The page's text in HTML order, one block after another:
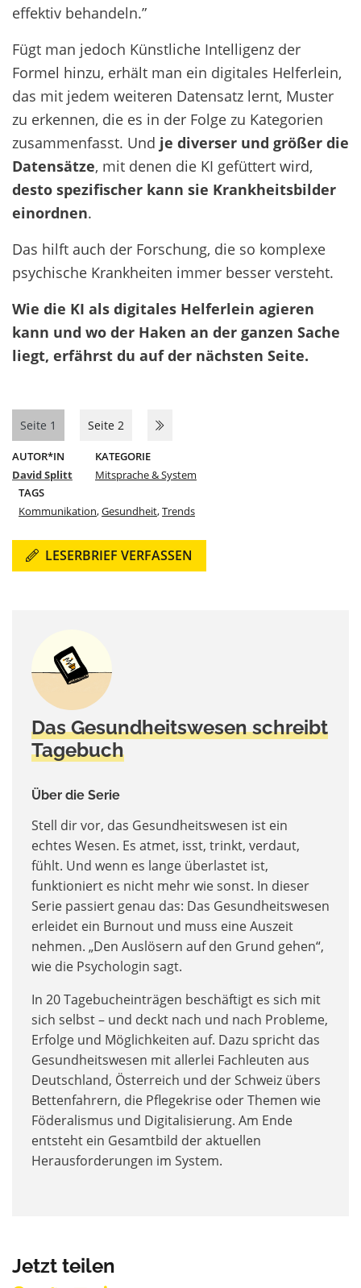
effektiv behandeln.”
Fügt man jedoch Künstliche Intelligenz der
Formel hinzu, erhält man ein digitales Helferlein,
das mit jedem weiteren Datensatz lernt, Muster
zu erkennen, die es in der Folge zu Kategorien
zusammenfasst. Und je diverser und größer die
Datensätze, mit denen die KI gefüttert wird,
desto spezifischer kann sie Krankheitsbilder
einordnen.
Das hilft auch der Forschung, die so komplexe
psychische Krankheiten immer besser versteht.
Wie die KI als digitales Helferlein agieren
kann und wo der Haken an der ganzen Sache
liegt, erfährst du auf der nächsten Seite.
Seite 1 Seite 2
AUTOR*IN
David Splitt
KATEGORIE
Mitsprache & System
TAGS
Kommunikation,Gesundheit,Trends
LESERBRIEF VERFASSEN
Das Gesundheitswesen schreibt
Tagebuch
Über die Serie
Stell dir vor, das Gesundheitswesen ist ein
echtes Wesen. Es atmet, isst, trinkt, verdaut,
fühlt. Und wenn es lange überlastet ist,
funktioniert es nicht mehr wie sonst. In dieser
Serie passiert genau das: Das Gesundheitswesen
erleidet ein Burnout und muss eine Auszeit
nehmen. „Den Auslösern auf den Grund gehen“,
wie die Psychologin sagt.
In 20 Tagebucheinträgen beschäftigt es sich mit
sich selbst – und deckt nach und nach Probleme,
Erfolge und Möglichkeiten auf. Dazu spricht das
Gesundheitswesen mit allerlei Fachleuten aus
Deutschland, Österreich und der Schweiz übers
Bettenfahrern, die Pflegekrise oder Themen wie
Föderalismus und Digitalisierung. Am Ende
entsteht ein Gesamtbild der aktuellen
Herausforderungen im System.
Jetzt teilen